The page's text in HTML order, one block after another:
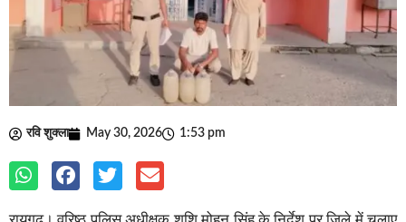
रवि शुक्ला May 30, 2026 1:53 pm